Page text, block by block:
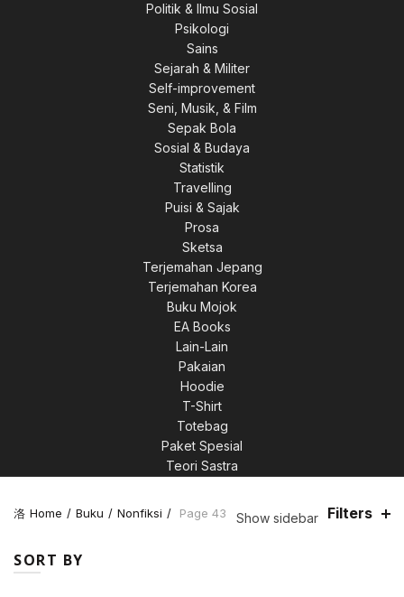
Politik & Ilmu Sosial
Psikologi
Sains
Sejarah & Militer
Self-improvement
Seni, Musik, & Film
Sepak Bola
Sosial & Budaya
Statistik
Travelling
Puisi & Sajak
Prosa
Sketsa
Terjemahan Jepang
Terjemahan Korea
Buku Mojok
EA Books
Lain-Lain
Pakaian
Hoodie
T-Shirt
Totebag
Paket Spesial
Teori Sastra
Home Buku Nonfiksi Page 43 Show sidebar Filters
SORT BY